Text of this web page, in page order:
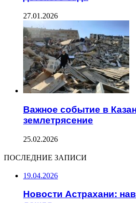
27.01.2026
Важное событие в
землетрясение
25.02.2026
ПОСЛЕДНИЕ ЗАПИСИ
19.04.2026
Новости Астрахани: